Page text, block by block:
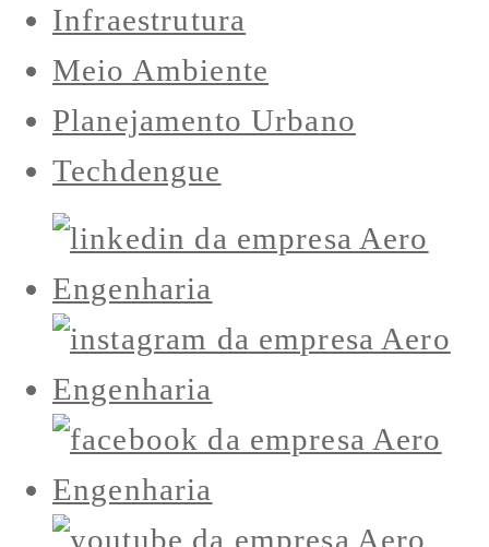
Infraestrutura
Meio Ambiente
Planejamento Urbano
Techdengue